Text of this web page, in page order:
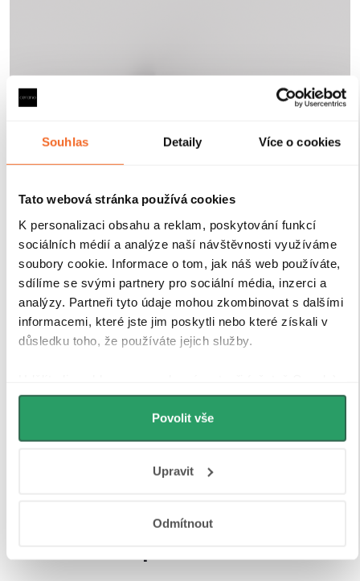
Souhlas Detaily Více o cookies
Tato webová stránka používá cookies
K personalizaci obsahu a reklam, poskytování funkcí
sociálních médií a analýze naší návštěvnosti využíváme
soubory cookie. Informace o tom, jak náš web používáte,
sdílíme se svými partnery pro sociální média, inzerci a
analýzy. Partneři tyto údaje mohou zkombinovat s dalšími
informacemi, které jste jim poskytli nebo které získali v
důsledku toho, že používáte jejich služby.
můžeme používat cookies pro analytiku a
personalizovanou reklamu. Jak Google zpracovává
osobní údaje najdete na stránkách
Povolit vše
Upravit
Odmítnout